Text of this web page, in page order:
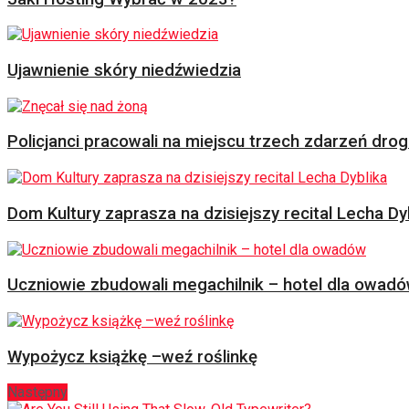
Ujawnienie skóry niedźwiedzia
Policjanci pracowali na miejscu trzech zdarzeń
Dom Kultury zaprasza na dzisiejszy recital Lecha
Uczniowie zbudowali megachilnik – hotel dla
Wypożycz książkę –weź roślinkę
Następny